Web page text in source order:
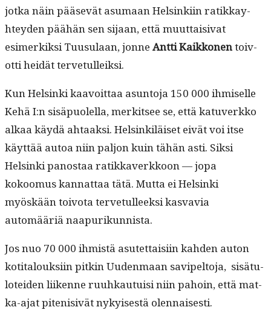
jot­ka näin pää­sevät asumaan Helsinki­in ratikkay­
htey­den päähän sen sijaan, että muut­taisi­vat
esimerkik­si Tuusu­laan, jonne Antti Kaikko­nentoiv­
ot­ti hei­dät tervetulleiksi.
Kun Helsin­ki kaavoit­taa asun­to­ja 150 000 ihmiselle
Kehä I:n sisäpuolel­la, merk­it­see se, että katu­verkko
alkaa käy­dä ahtaak­si. Helsinkiläiset eivät voi itse
käyt­tää autoa niin paljon kuin tähän asti. Sik­si
Helsin­ki panos­taa ratikkaverkkoon — jopa
kokoomus kan­nat­taa tätä. Mut­ta ei Helsin­ki
myöskään toiv­ota ter­ve­tulleek­si kas­vavia
automääriä naapurikunnista.
Jos nuo 70 000 ihmistä asutet­taisi­in kah­den auton
koti­talouk­si­in pitkin Uuden­maan savipel­to­ja, sisä­tu­
lotei­den liikenne ruuhkau­tu­isi niin pahoin, että mat­
ka-ajat piteni­sivät nykyis­es­tä olennaisesti.